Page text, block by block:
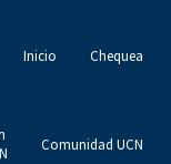
Inicio Chequea
Comunidad UCN